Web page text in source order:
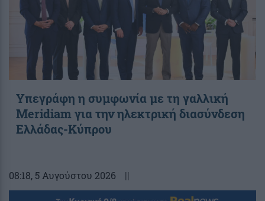
Υπεγράφη η συμφωνία με τη γαλλική
Meridiam για την ηλεκτρική διασύνδεση
Ελλάδας-Κύπρου
08:18, 5 Αυγούστου 2026 ||